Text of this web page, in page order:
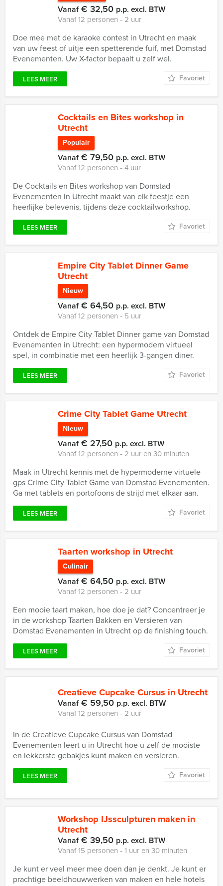
Vanaf€ 32,50 p.p. excl. BTW
Vanaf 12 personen ‐ 2 uur
Doe mee met de karaoke contest in Utrecht en maak
van uw feest of uitje een spetterende fuif, met Domstad
Evenementen. Uw X-factor bepaalt u zelf wel.
LEES MEER Favoriet
Cocktails en Bites workshop in
Utrecht
Populair
Vanaf€ 79,50 p.p. excl. BTW
Vanaf 12 personen ‐ 4 uur
De Cocktails en Bites workshop van Domstad
Evenementen in Utrecht maakt van elk feestje een
heerlijke belevenis, tijdens deze cocktailworkshop.
LEES MEER Favoriet
Empire City Tablet Dinner Game
Utrecht
Nieuw
Vanaf€ 64,50 p.p. excl. BTW
Vanaf 12 personen ‐ 5 uur
Ontdek de Empire City Tablet Dinner game van Domstad
Evenementen in Utrecht: een hypermodern virtueel
spel, in combinatie met een heerlijk 3-gangen diner.
LEES MEER Favoriet
Crime City Tablet Game Utrecht
Nieuw
Vanaf€ 27,50 p.p. excl. BTW
Vanaf 12 personen ‐ 2 uur en 30 minuten
Maak in Utrecht kennis met de hypermoderne virtuele
gps Crime City Tablet Game van Domstad Evenementen.
Ga met tablets en portofoons de strijd met elkaar aan.
LEES MEER Favoriet
Taarten workshop in Utrecht
Culinair
Vanaf€ 64,50 p.p. excl. BTW
Vanaf 12 personen ‐ 2 uur
Een mooie taart maken, hoe doe je dat? Concentreer je
in de workshop Taarten Bakken en Versieren van
Domstad Evenementen in Utrecht op de finishing touch.
LEES MEER Favoriet
Creatieve Cupcake Cursus in Utrecht
Vanaf€ 59,50 p.p. excl. BTW
Vanaf 12 personen ‐ 2 uur
In de Creatieve Cupcake Cursus van Domstad
Evenementen leert u in Utrecht hoe u zelf de mooiste
en lekkerste gebakjes kunt maken en versieren.
LEES MEER Favoriet
Workshop IJssculpturen maken in
Utrecht
Vanaf€ 39,50 p.p. excl. BTW
Vanaf 15 personen ‐ 1 uur en 30 minuten
Je kunt er veel meer mee doen dan je denkt. Je kunt er
prachtige beeldhouwwerken van maken en hele hotels